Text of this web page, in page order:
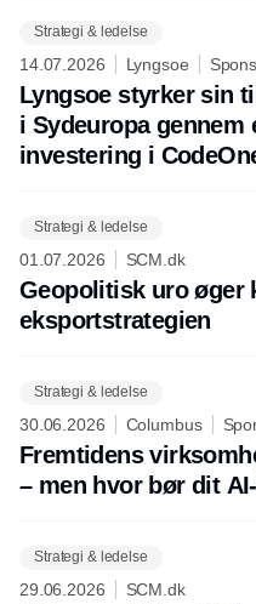
Strategi & ledelse
14.07.2026 Lyngsoe
Lyngsoe styrker sin
i Sydeuropa gennem
investering i
Strategi & ledelse
01.07.2026 SCM.dk
Geopolitisk uro øger
eksportstrategien
Strategi & ledelse
30.06.2026 Columbus
Fremtidens
– men hvor bør dit
Strategi & ledelse
29.06.2026 SCM.dk